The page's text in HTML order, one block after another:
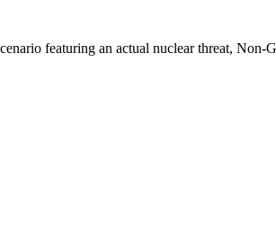
featuring an actual nuclear threat,